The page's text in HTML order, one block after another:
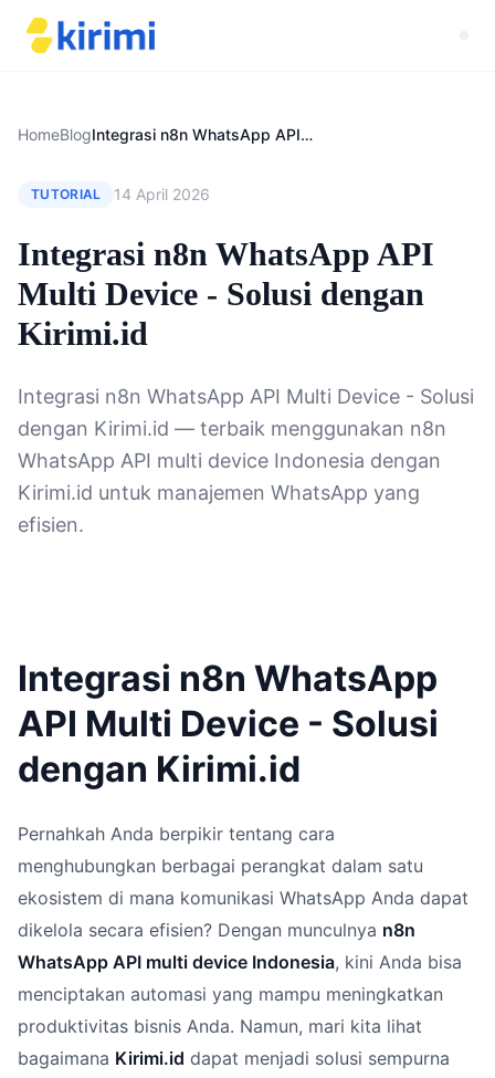
HomeBlog Integrasi n8n WhatsApp API Multi Device - Solusi dengan Kirimi.id
TUTORIAL 14 April 2026
Integrasi n8n WhatsApp API
Multi Device - Solusi dengan
Kirimi.id
Integrasi n8n WhatsApp API Multi Device - Solusi
dengan Kirimi.id — terbaik menggunakan n8n
WhatsApp API multi device Indonesia dengan
Kirimi.id untuk manajemen WhatsApp yang
efisien.
Integrasi n8n WhatsApp
API Multi Device - Solusi
dengan Kirimi.id
Pernahkah Anda berpikir tentang cara
menghubungkan berbagai perangkat dalam satu
ekosistem di mana komunikasi WhatsApp Anda dapat
dikelola secara efisien? Dengan munculnya n8n
WhatsApp API multi device Indonesia, kini Anda bisa
menciptakan automasi yang mampu meningkatkan
produktivitas bisnis Anda. Namun, mari kita lihat
bagaimana Kirimi.id dapat menjadi solusi sempurna